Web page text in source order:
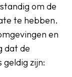
om de
te hebben.
en
dat de
zijn: